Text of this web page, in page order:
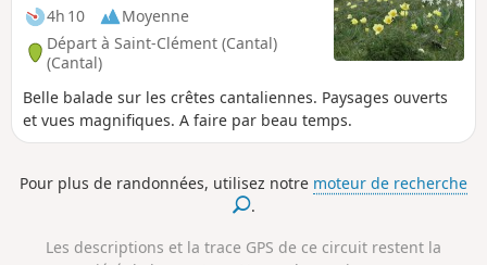
4h 10
Moyenne
Départ à Saint-Clément (Cantal)
(Cantal)
Belle balade sur les crêtes cantaliennes. Paysages ouverts
et vues magnifiques. A faire par beau temps.
Pour plus de randonnées, utilisez notre moteur de recherche
.
Les descriptions et la trace GPS de ce circuit restent la